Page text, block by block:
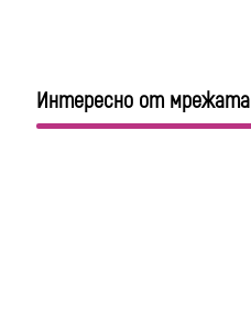
Интересно от мрежата